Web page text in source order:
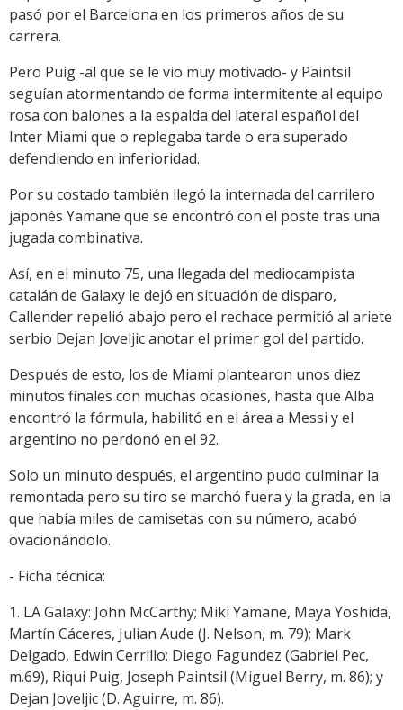
pasó por el Barcelona en los primeros años de su
carrera.
Pero Puig -al que se le vio muy motivado- y Paintsil
seguían atormentando de forma intermitente al equipo
rosa con balones a la espalda del lateral español del
Inter Miami que o replegaba tarde o era superado
defendiendo en inferioridad.
Por su costado también llegó la internada del carrilero
japonés Yamane que se encontró con el poste tras una
jugada combinativa.
Así, en el minuto 75, una llegada del mediocampista
catalán de Galaxy le dejó en situación de disparo,
Callender repelió abajo pero el rechace permitió al ariete
serbio Dejan Joveljic anotar el primer gol del partido.
Después de esto, los de Miami plantearon unos diez
minutos finales con muchas ocasiones, hasta que Alba
encontró la fórmula, habilitó en el área a Messi y el
argentino no perdonó en el 92.
Solo un minuto después, el argentino pudo culminar la
remontada pero su tiro se marchó fuera y la grada, en la
que había miles de camisetas con su número, acabó
ovacionándolo.
- Ficha técnica:
1. LA Galaxy: John McCarthy; Miki Yamane, Maya Yoshida,
Martín Cáceres, Julian Aude (J. Nelson, m. 79); Mark
Delgado, Edwin Cerrillo; Diego Fagundez (Gabriel Pec,
m.69), Riqui Puig, Joseph Paintsil (Miguel Berry, m. 86); y
Dejan Joveljic (D. Aguirre, m. 86).